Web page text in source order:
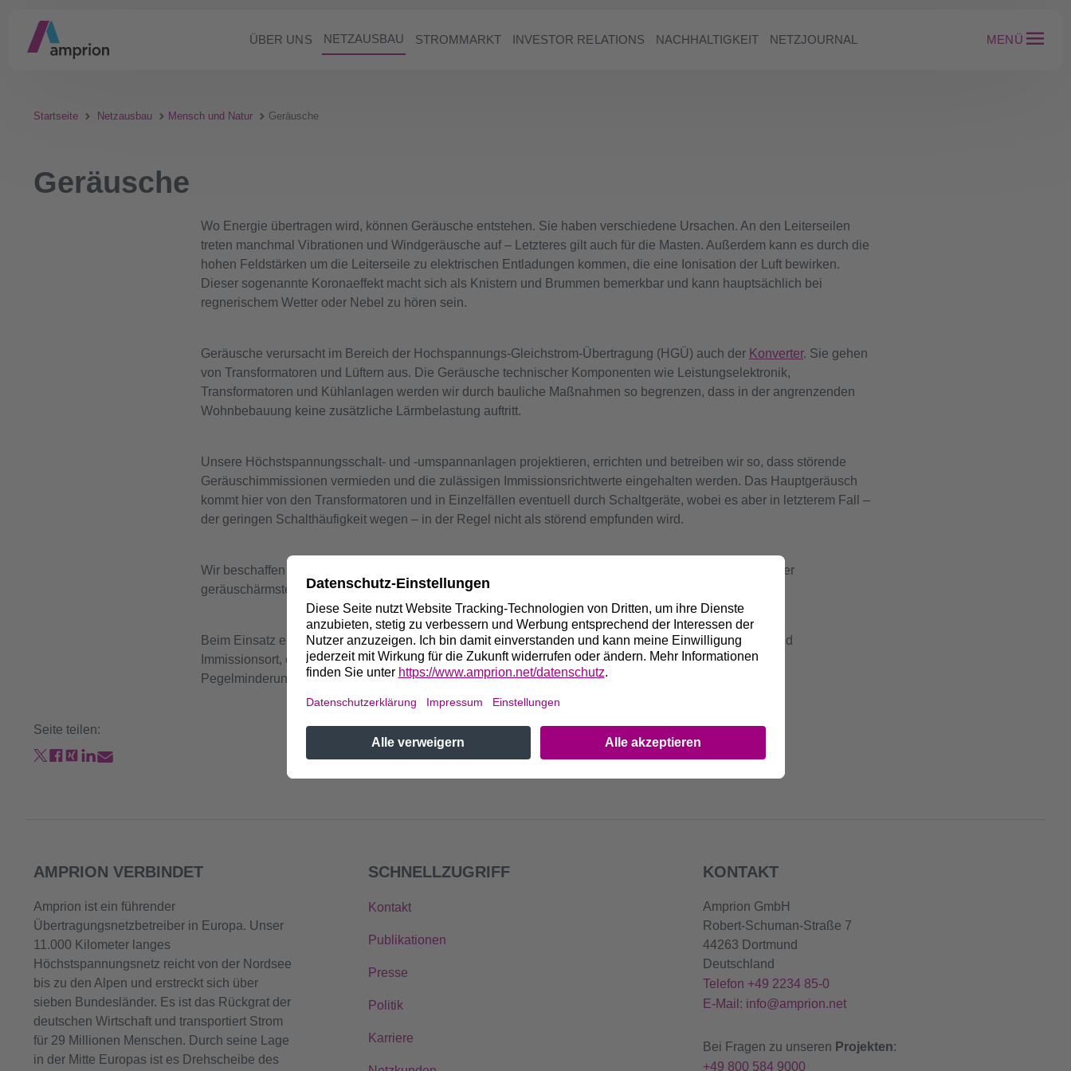
ÜBER UNS NETZAUSBAU STROMMARKT INVESTOR RELATIONS NACHHALTIGKEIT NETZJOURNAL MENÜ
Startseite Netzausbau Mensch und Natur Geräusche
Geräusche
Wo Energie übertragen wird, können Geräusche entstehen. Sie haben verschiedene Ursachen. An den Leiterseilen
treten manchmal Vibrationen und Windgeräusche auf – Letzteres gilt auch für die Masten. Außerdem kann es durch die
hohen Feldstärken um die Leiterseile zu elektrischen Entladungen kommen, die eine Ionisation der Luft bewirken.
Dieser sogenannte Koronaeffekt macht sich als Knistern und Brummen bemerkbar und kann hauptsächlich bei
regnerischem Wetter oder Nebel zu hören sein.
Geräusche verursacht im Bereich der Hochspannungs-Gleichstrom-Übertragung (HGÜ) auch der Konverter. Sie gehen
von Transformatoren und Lüftern aus. Die Geräusche technischer Komponenten wie Leistungselektronik,
Transformatoren und Kühlanlagen werden wir durch bauliche Maßnahmen so begrenzen, dass in der angrenzenden
Wohnbebauung keine zusätzliche Lärmbelastung auftritt.
Unsere Höchstspannungsschalt- und -umspannanlagen projektieren, errichten und betreiben wir so, dass störende
Geräuschimmissionen vermieden und die zulässigen Immissionsrichtwerte eingehalten werden. Das Hauptgeräusch
kommt hier von den Transformatoren und in Einzelfällen eventuell durch Schaltgeräte, wobei es aber in letzterem Fall –
der geringen Schalthäufigkeit wegen – in der Regel nicht als störend empfunden wird.
Wir beschaffen grundsätzlich nur Transformatoren, die jeweils dem aktuellen Stand der Technik sowie der
geräuschärmsten Ausführung entsprechen.
Beim Einsatz einer absorbierenden Schirmwand kann man, je nach Abstand zwischen Transformator und
Immissionsort, eine Pegelminderung bis zu 12 dB(A) (in der unmittelbaren Umgebung) erreichen. Eine
Pegelminderung um 10 dB entspricht etwa einer Halbierung der subjektiv empfundenen Lautstärke.
Seite teilen:
AMPRION VERBINDET
Amprion ist ein führender
Übertragungsnetzbetreiber in Europa. Unser
11.000 Kilometer langes
Höchstspannungsnetz reicht von der Nordsee
bis zu den Alpen und erstreckt sich über
sieben Bundesländer. Es ist das Rückgrat der
deutschen Wirtschaft und transportiert Strom
für 29 Millionen Menschen. Durch seine Lage
in der Mitte Europas ist es Drehscheibe des
SCHNELLZUGRIFF
Kontakt
Publikationen
Presse
Politik
Karriere
KONTAKT
Amprion GmbH
Robert-Schuman-Straße 7
44263 Dortmund
Deutschland
Telefon +49 2234 85-0
E-Mail: info@amprion.net
Bei Fragen zu unseren Projekten:
+49 800 584 9000